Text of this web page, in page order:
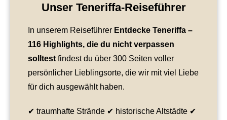
Unser Teneriffa-Reiseführer
In unserem Reiseführer Entdecke Teneriffa –
116 Highlights, die du nicht verpassen
solltest findest du über 300 Seiten voller
persönlicher Lieblingsorte, die wir mit viel Liebe
für dich ausgewählt haben.
✔ traumhafte Strände ✔ historische Altstädte ✔